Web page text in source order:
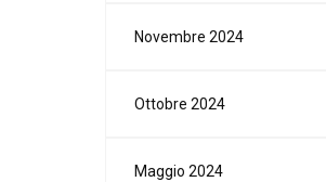
Novembre 2024
Ottobre 2024
Maggio 2024